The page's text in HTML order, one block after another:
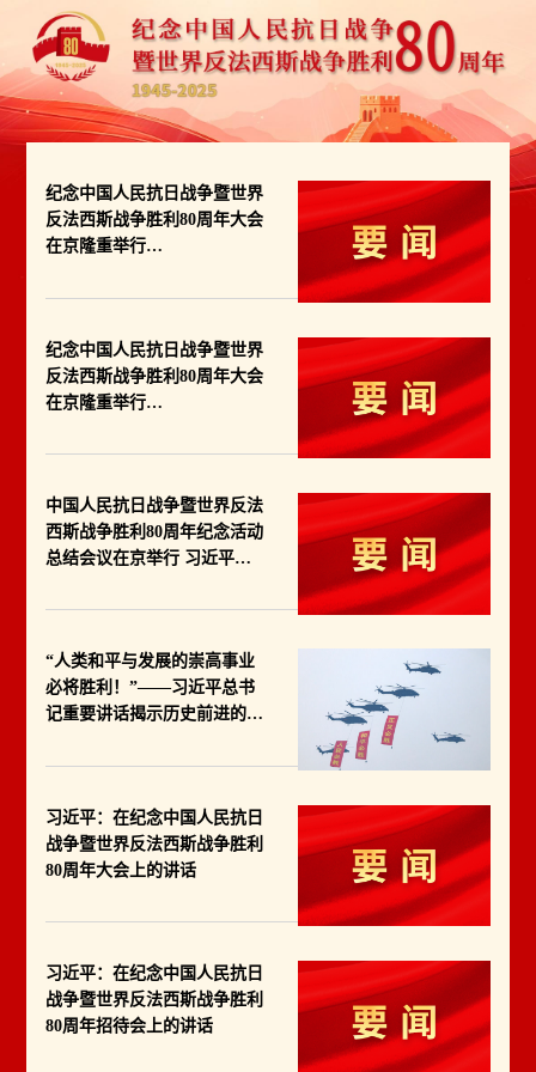
纪念中国人民抗日战争暨世界
反法西斯战争胜利80周年大会
在京隆重举行
阅部队
纪念中国人民抗日战争暨世界
反法西斯战争胜利80周年大会
在京隆重举行
阅部队
中国人民抗日战争暨世界反法
西斯战争胜利80周年纪念活动
总结会议在京举行 习近平亲
面代表
“人类和平与发展的崇高事业
必将胜利！”——习近平总书
记重要讲话揭示历史前进的必
习近平：在纪念中国人民抗日
战争暨世界反法西斯战争胜利
80周年大会上的讲话
习近平：在纪念中国人民抗日
战争暨世界反法西斯战争胜利
80周年招待会上的讲话